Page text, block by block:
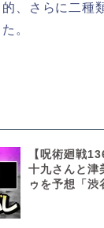
、さらに二種
。
【呪術廻戦
十九さんと津
ゥを予想「渋